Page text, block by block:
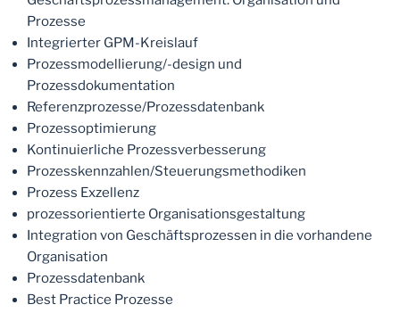
Prozesse
Integrierter GPM-Kreislauf
Prozessmodellierung/-design und
Prozessdokumentation
Referenzprozesse/Prozessdatenbank
Prozessoptimierung
Kontinuierliche Prozessverbesserung
Prozesskennzahlen/Steuerungsmethodiken
Prozess Exzellenz
prozessorientierte Organisationsgestaltung
Integration von Geschäftsprozessen in die vorhandene
Organisation
Prozessdatenbank
Best Practice Prozesse